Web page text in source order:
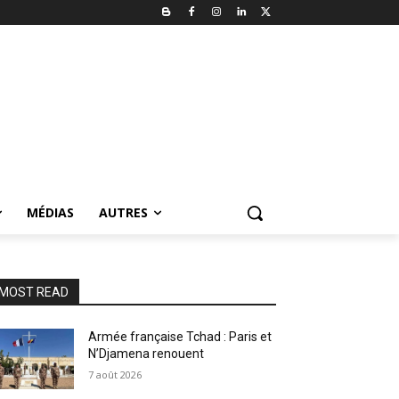
MÉDIAS AUTRES
READ
Armée française Tchad : Paris et
N’Djamena renouent
7 août 2026